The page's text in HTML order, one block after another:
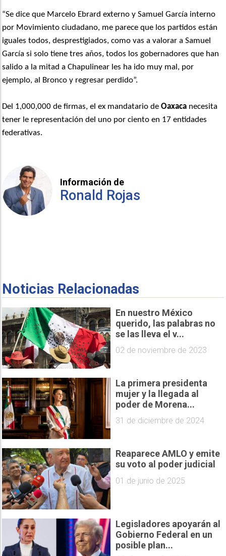
“Se dice que Marcelo Ebrard externo y Samuel García interno
por Movimiento ciudadano, me parece que los partidos están
iguales todos, desprestigiados, como vas a valorar a Samuel
García si solo tiene tres años, todos los gobernadores que han
salido a la mitad a Chapulinear les ha ido muy mal, por
ejemplo, al Bronco y regresar perdido”.
Del 1,000,000 de firmas, el ex mandatario deOaxaca necesita
tener le representación del uno por ciento en 17 entidades
federativas.
Información de
Ronald Rojas
Noticias Relacionadas
En nuestro México
querido, las palabras no
se las lleva el v...
02 de noviembre de 2023
La primera presidenta
mujer y la llegada al
poder de Morena...
31 de diciembre de 2024
Reaparece AMLO y emite
su voto al poder judicial
01 de junio de 2025
Legisladores apoyarán al
Gobierno Federal en un
posible plan...